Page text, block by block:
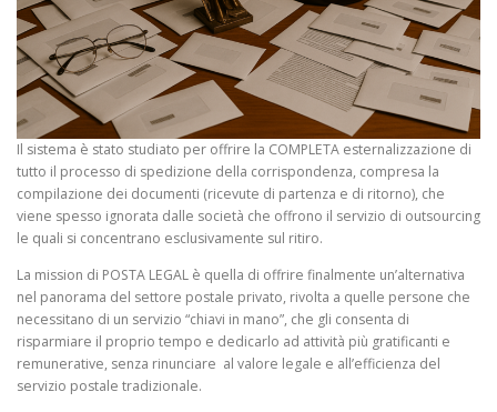
Il sistema è stato studiato per offrire la COMPLETA esternalizzazione di
tutto il processo di spedizione della corrispondenza, compresa la
compilazione dei documenti (ricevute di partenza e di ritorno), che
viene spesso ignorata dalle società che offrono il servizio di outsourcing
le quali si concentrano esclusivamente sul ritiro.
La mission di POSTA LEGAL è quella di offrire finalmente un’alternativa
nel panorama del settore postale privato, rivolta a quelle persone che
necessitano di un servizio “chiavi in mano”, che gli consenta di
risparmiare il proprio tempo e dedicarlo ad attività più gratificanti e
remunerative, senza rinunciare al valore legale e all’efficienza del
servizio postale tradizionale.